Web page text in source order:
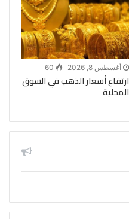
أغسطس 8, 2026 60
ارتفاع أسعار الذهب في السوق
المحلية